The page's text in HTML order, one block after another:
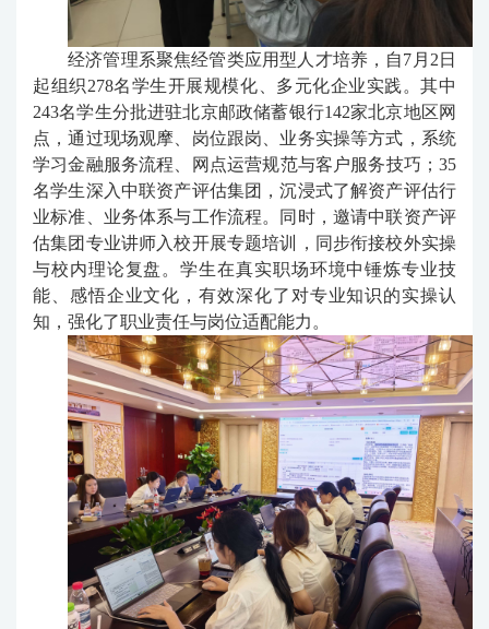
经济管理系聚焦经管类应用型人才培养，自7月2日
起组织278名学生开展规模化、多元化企业实践。其中
243名学生分批进驻北京邮政储蓄银行142家北京地区网
点，通过现场观摩、岗位跟岗、业务实操等方式，系统
学习金融服务流程、网点运营规范与客户服务技巧； 35
名学生深入中联资产评估集团，沉浸式了解资产评估行
业标准、业务体系与工作流程。同时，邀请中联资产评
估集团专业讲师入校开展专题培训，同步衔接校外实操
与校内理论复盘。学生在真实职场环境中锤炼专业技
能、感悟企业文化，有效深化了对专业知识的实操认
知，强化了职业责任与岗位适配能力。